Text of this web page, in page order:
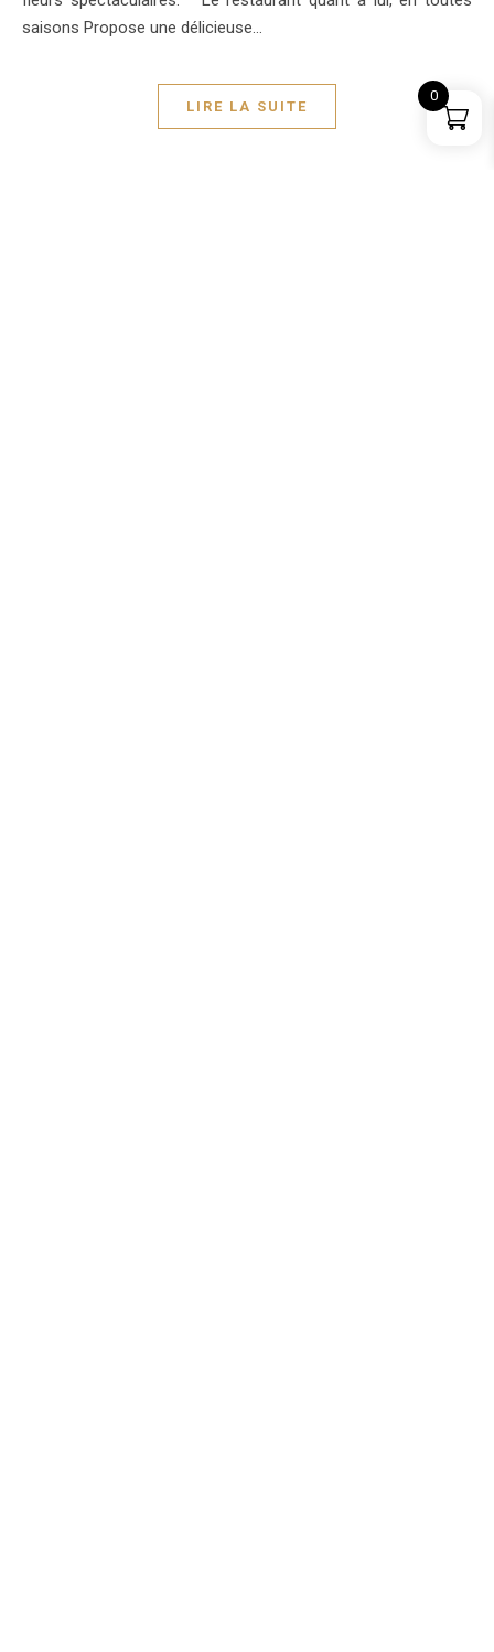
saisons Propose une délicieuse…
LIRE LA SUITE
0